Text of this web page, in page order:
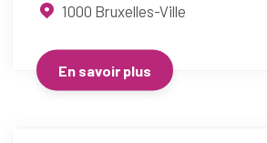
1000 Bruxelles-Ville
En savoir plus